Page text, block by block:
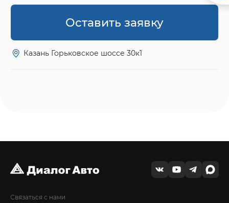
Оставить заявку
Казань Горьковское шоссе 30к1
Связаться с нами